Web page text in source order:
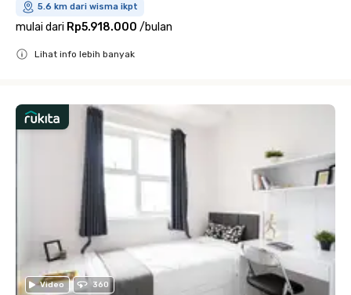
5.6 km dari wisma ikpt
mulai dari Rp5.918.000 /bulan
Lihat info lebih banyak
Video 360